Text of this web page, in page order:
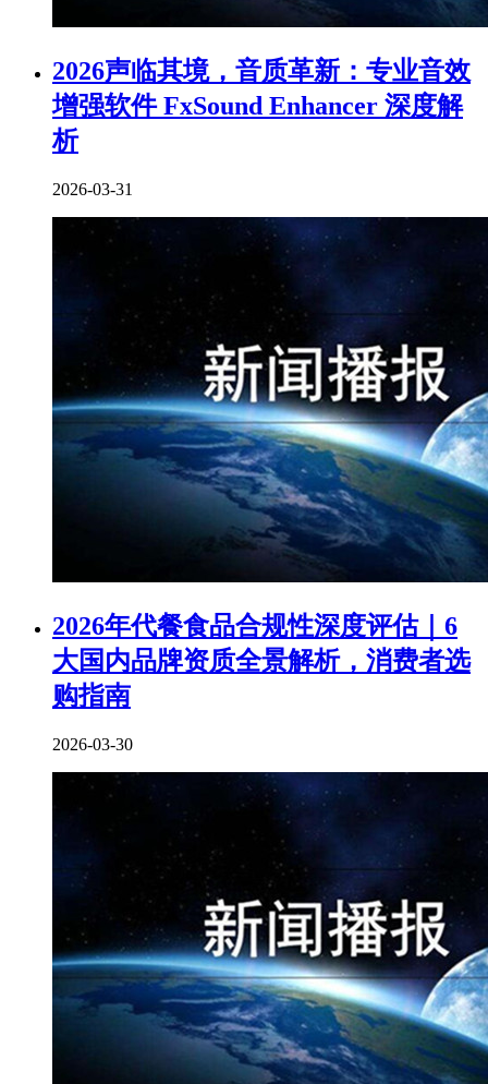
2026声临其境，音质革新：专业音效
增强软件 FxSound Enhancer 深度解
析
2026-03-31
2026年代餐食品合规性深度评估｜6
大国内品牌资质全景解析，消费者选
购指南
2026-03-30